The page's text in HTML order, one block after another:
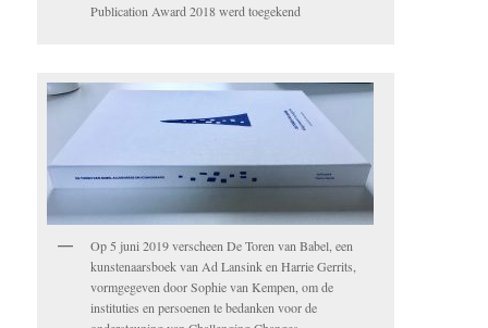
Publication Award 2018 werd toegekend
Op 5 juni 2019 verscheen De Toren van Babel, een
kunstenaarsboek van Ad Lansink en Harrie Gerrits,
vormgegeven door Sophie van Kempen, om de
instituties en persoenen te bedanken voor de